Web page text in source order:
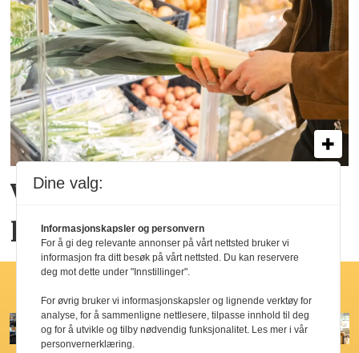
Vil spise sunnere for den
psykiske helsen
Hotellfrokost
Dine valg:
Informasjonskapsler og personvern
For å gi deg relevante annonser på vårt nettsted bruker vi
informasjon fra ditt besøk på vårt nettsted. Du kan reservere
deg mot dette under "Innstillinger".
For øvrig bruker vi informasjonskapsler og lignende verktøy for
analyse, for å sammenligne nettlesere, tilpasse innhold til deg
og for å utvikle og tilby nødvendig funksjonalitet. Les mer i vår
personvernerklæring.